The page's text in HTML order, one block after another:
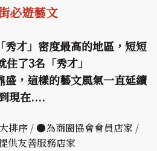
必遊藝文
秀才」密度最高的地區，短短
了3名「秀才」
盛，這樣的藝文風氣一直延續
現在....
排序 / ●為商圈協會會員店家 /
供友善服務店家